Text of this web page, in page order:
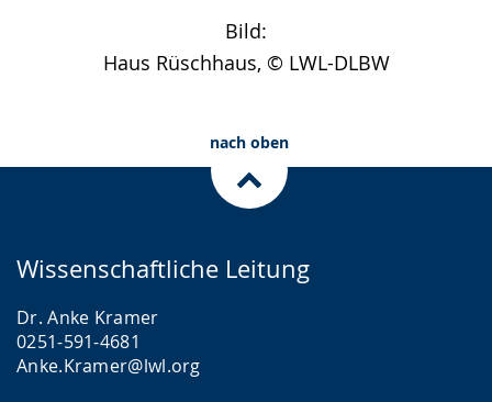
Bild:
Haus Rüschhaus, © LWL-DLBW
nach oben
Wissenschaftliche Leitung
Dr. Anke Kramer
0251-591-4681
Anke.Kramer@lwl.org